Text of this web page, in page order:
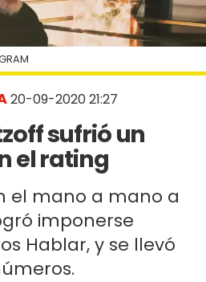
20-09-2020 21:27
sufrió un
el rating
el mano a mano a
imponerse
Hablar, y se llevó